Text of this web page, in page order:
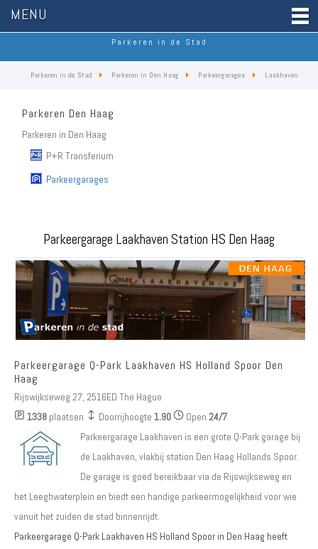
MENU
Parkeren in de Stad
Parkeren in de Stad Parkeren in Den Haag Parkeergarages Laakhaven
Parkeren Den Haag
Parkeren in Den Haag
P+R Transferium
Parkeergarages
Parkeergarage Laakhaven Station HS Den Haag
Parkeergarage Q-Park Laakhaven HS Holland Spoor Den
Haag
Rijswijkseweg 27, 2516ED The Hague
1338 plaatsen Doorrijhoogte 1.90 Open 24/7
Parkeergarage Laakhaven is een grote Q-Park garage bij
de Laakhaven, vlakbij station Den Haag Hollands Spoor.
De garage is goed bereikbaar via de Rijswijkseweg en
het Leeghwaterplein en biedt een handige parkeermogelijkheid voor wie
vanuit het zuiden de stad binnenrijdt.
Parkeergarage Q-Park Laakhaven HS Holland Spoor in Den Haag heeft